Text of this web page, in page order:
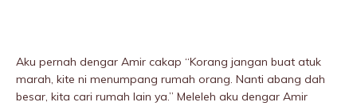
Aku pernah dengar Amir cakap “Korang jangan buat atuk
marah, kite ni menumpang rumah orang. Nanti abang dah
besar, kita cari rumah lain ya.” Meleleh aku dengar Amir